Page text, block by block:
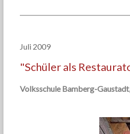
Juli 2009
"Schüler als
Volksschule Bamberg-